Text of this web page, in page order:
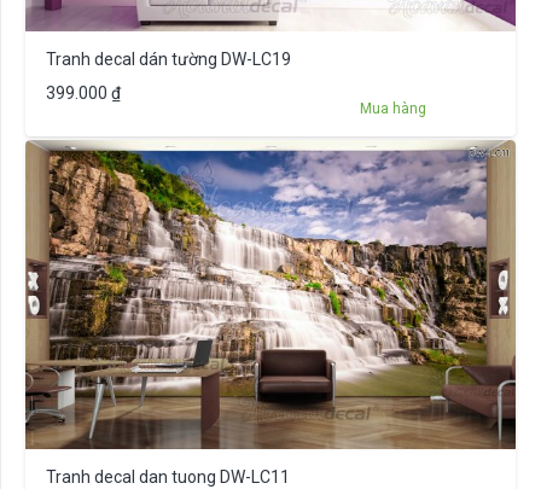
Tranh decal dán tường DW-LC19
399.000 ₫
Mua hàng
Tranh decal dan tuong DW-LC11